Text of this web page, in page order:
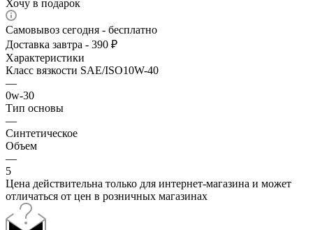
Хочу в подарок
Самовывоз сегодня - бесплатно
Доставка завтра - 390 ₽
Характеристики
Класс вязкости SAE/ISO10W-40
—
0w-30
Тип основы
—
Синтетическое
Объем
—
5
Цена действительна только для интернет-магазина и может
отличаться от цен в розничных магазинах